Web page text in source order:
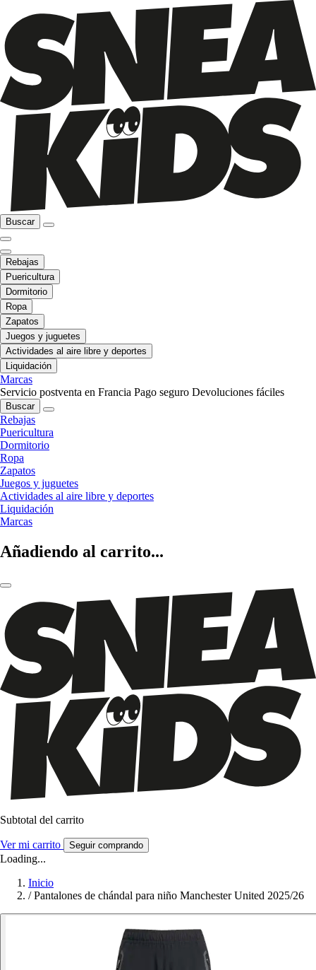
Buscar
Rebajas
Puericultura
Dormitorio
Ropa
Zapatos
Juegos y juguetes
Actividades al aire libre y deportes
Liquidación
Marcas
Servicio postventa en Francia Pago seguro Devoluciones fáciles
Buscar
Rebajas
Puericultura
Dormitorio
Ropa
Zapatos
Juegos y juguetes
Actividades al aire libre y deportes
Liquidación
Marcas
Añadiendo al carrito...
Subtotal del carrito
Ver mi carrito Seguir comprando
Loading...
Inicio
/ Pantalones de chándal para niño Manchester United 2025/26